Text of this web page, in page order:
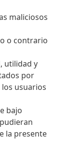
maliciosos
o contrario
utilidad y
por
usuarios
bajo
la presente